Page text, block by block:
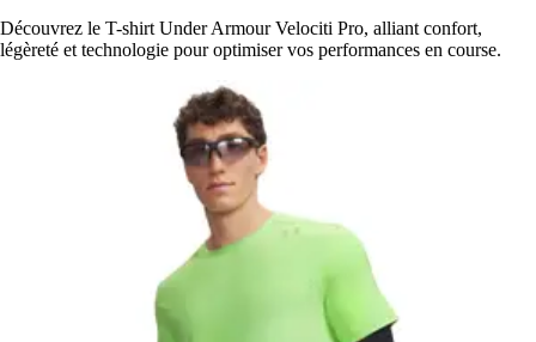
Découvrez le T-shirt Under Armour Velociti Pro, alliant confort,
légèreté et technologie pour optimiser vos performances en course.